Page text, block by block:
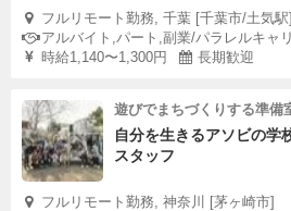
フルリモート勤務, 千葉 [千葉市/土気駅]
アルバイト,パート,副業/パラレルキャ
時給1,140〜1,300円
長期歓迎
遊びでまちづくりする準備
自分を生きるアソビの学
スタッフ
フルリモート勤務, 神奈川 [茅ヶ崎市]